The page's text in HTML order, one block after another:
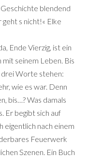
blendend
s nicht!« Elke
Ende Vierzig, ist ein
seinem Leben. Bis
Worte stehen:
wie es war. Denn
bis…? Was damals
Er begibt sich auf
eigentlich nach einem
Feuerwerk
Szenen. Ein Buch